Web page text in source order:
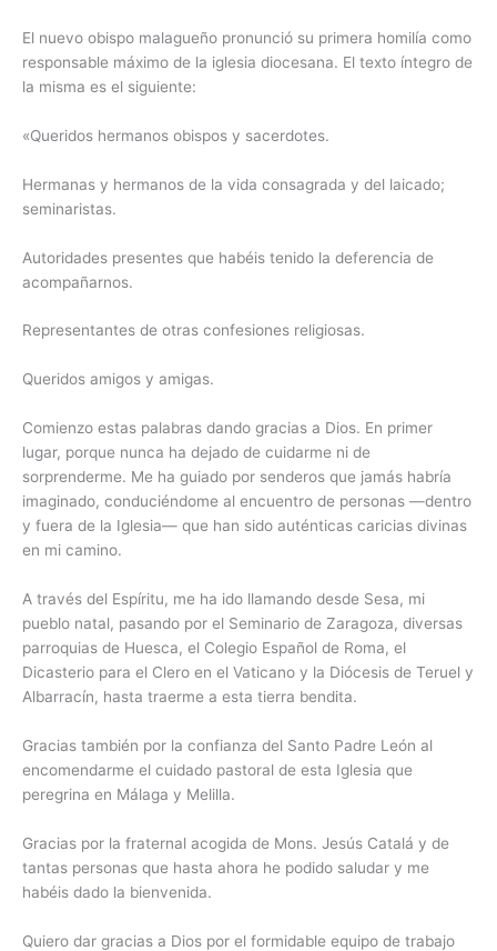
El nuevo obispo malagueño pronunció su primera homilía como
responsable máximo de la iglesia diocesana. El texto íntegro de
la misma es el siguiente:
«Queridos hermanos obispos y sacerdotes.
Hermanas y hermanos de la vida consagrada y del laicado;
seminaristas.
Autoridades presentes que habéis tenido la deferencia de
acompañarnos.
Representantes de otras confesiones religiosas.
Queridos amigos y amigas.
Comienzo estas palabras dando gracias a Dios. En primer
lugar, porque nunca ha dejado de cuidarme ni de
sorprenderme. Me ha guiado por senderos que jamás habría
imaginado, conduciéndome al encuentro de personas —dentro
y fuera de la Iglesia— que han sido auténticas caricias divinas
en mi camino.
A través del Espíritu, me ha ido llamando desde Sesa, mi
pueblo natal, pasando por el Seminario de Zaragoza, diversas
parroquias de Huesca, el Colegio Español de Roma, el
Dicasterio para el Clero en el Vaticano y la Diócesis de Teruel y
Albarracín, hasta traerme a esta tierra bendita.
Gracias también por la confianza del Santo Padre León al
encomendarme el cuidado pastoral de esta Iglesia que
peregrina en Málaga y Melilla.
Gracias por la fraternal acogida de Mons. Jesús Catalá y de
tantas personas que hasta ahora he podido saludar y me
habéis dado la bienvenida.
Quiero dar gracias a Dios por el formidable equipo de trabajo